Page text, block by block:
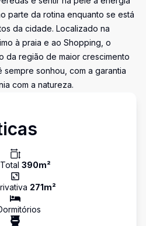
parte da rotina enquanto se está
da cidade. Localizado na
à praia e ao Shopping, o
da região de maior crescimento
sonhou, com a garantia
com a natureza.
390m²
271m²
s